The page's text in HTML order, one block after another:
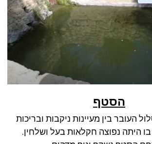
הסטף
העובר בין מעיינות ניקבות ובריכות
בו היתה נפוצה חקלאות בעל ושלחין.